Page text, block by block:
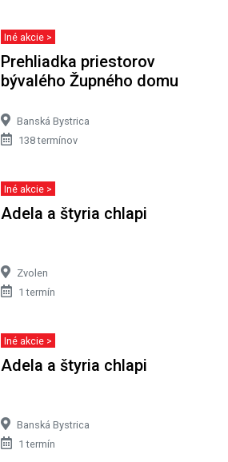
Iné akcie >
Prehliadka priestorov
bývalého Župného domu
Banská Bystrica
138 termínov
Iné akcie >
Adela a štyria chlapi
Zvolen
1 termín
Iné akcie >
Adela a štyria chlapi
Banská Bystrica
1 termín